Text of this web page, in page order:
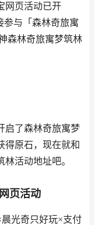
页活动已开
与「森林奇旅寓
林奇旅寓梦筑林
启了森林奇旅寓梦
得原石，现在就和
活动地址吧。
页活动
光奇只好玩×支付